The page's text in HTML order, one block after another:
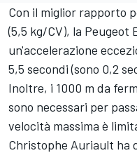
Con il miglior rapporto
(5,5 kg/CV), la Peugeot
un'accelerazione
5,5 secondi (sono 0,2
Inoltre, i 1000 m da
sono necessari per
velocità massima è
Christophe Auriault ha